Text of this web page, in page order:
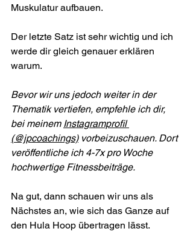
Muskulatur aufbauen.
Der letzte Satz ist sehr wichtig und ich
werde dir gleich genauer erklären
warum.
Bevor wir uns jedoch weiter in der
Thematik vertiefen, empfehle ich dir,
bei meinem Instagramprofil
(@jpcoachings) vorbeizuschauen. Dort
veröffentliche ich 4-7x pro Woche
hochwertige Fitnessbeiträge.
Na gut, dann schauen wir uns als
Nächstes an, wie sich das Ganze auf
den Hula Hoop übertragen lässt.